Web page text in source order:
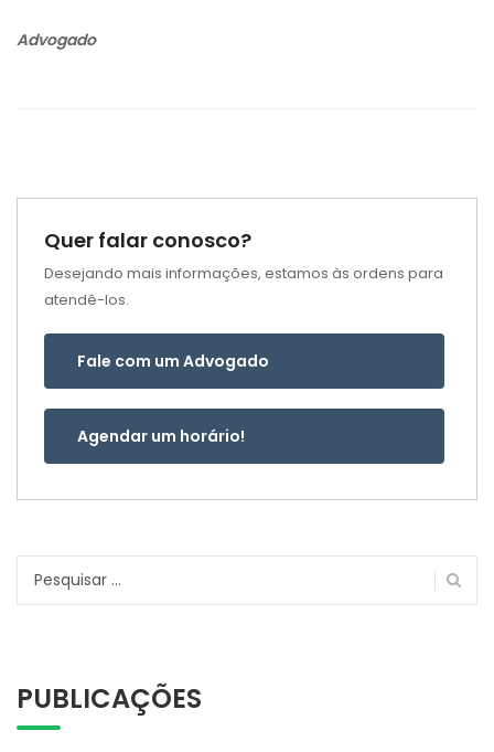
Advogado
Quer falar conosco?
Desejando mais informações, estamos às ordens para
atendê-los.
Fale com um Advogado
Agendar um horário!
Pesquisar
PUBLICAÇÕES